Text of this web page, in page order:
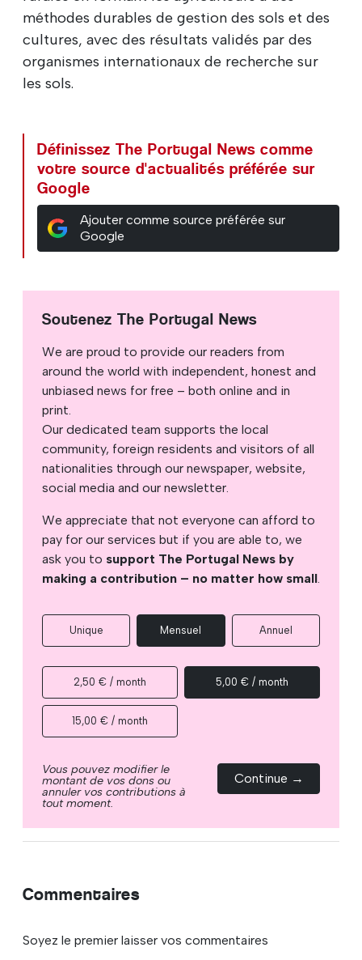
méthodes durables de gestion des sols et des
cultures, avec des résultats validés par des
organismes internationaux de recherche sur
les sols.
Définissez The Portugal News comme
votre source d'actualités préférée sur
Google
Ajouter comme source préférée sur
Google
Soutenez The Portugal News
We are proud to provide our readers from
around the world with independent, honest and
unbiased news for free – both online and in
print.
Our dedicated team supports the local
community, foreign residents and visitors of all
nationalities through our newspaper, website,
social media and our newsletter.
We appreciate that not everyone can afford to
pay for our services but if you are able to, we
ask you to support The Portugal News by
making a contribution – no matter how small.
Unique Mensuel Annuel
2,50 € / month 5,00 € / month
15,00 € / month
Vous pouvez modifier le
montant de vos dons ou
annuler vos contributions à
tout moment.
Continue →
Commentaires
Soyez le premier laisser vos commentaires